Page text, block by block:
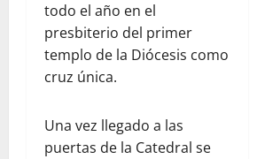
todo el año en el
presbiterio del primer
templo de la Diócesis como
cruz única.
Una vez llegado a las
puertas de la Catedral se